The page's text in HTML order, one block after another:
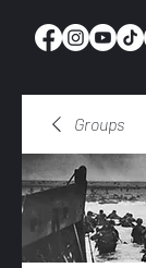
Groups